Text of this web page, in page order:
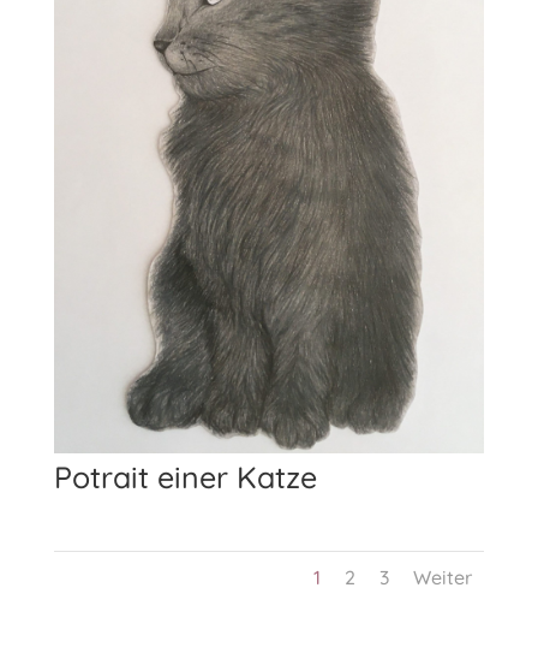
Potrait einer Katze
1 2 3 Weiter